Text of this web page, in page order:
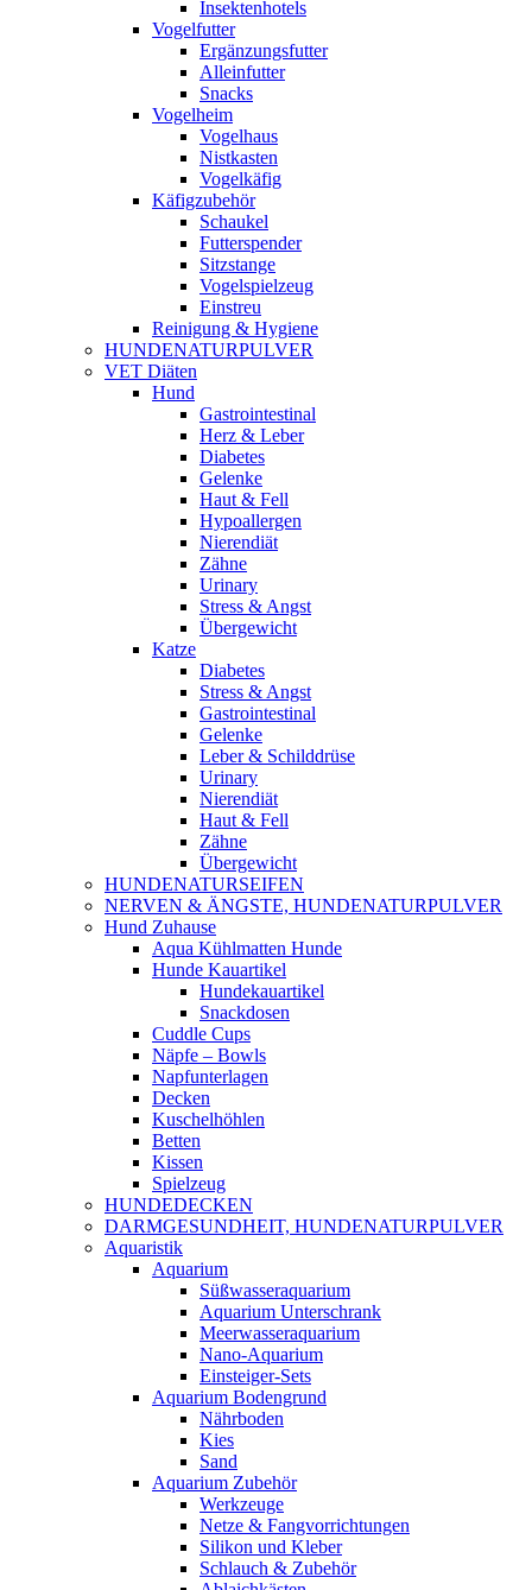
Insektenhotels
Vogelfutter
Ergänzungsfutter
Alleinfutter
Snacks
Vogelheim
Vogelhaus
Nistkasten
Vogelkäfig
Käfigzubehör
Schaukel
Futterspender
Sitzstange
Vogelspielzeug
Einstreu
Reinigung & Hygiene
HUNDENATURPULVER
VET Diäten
Hund
Gastrointestinal
Herz & Leber
Diabetes
Gelenke
Haut & Fell
Hypoallergen
Nierendiät
Zähne
Urinary
Stress & Angst
Übergewicht
Katze
Diabetes
Stress & Angst
Gastrointestinal
Gelenke
Leber & Schilddrüse
Urinary
Nierendiät
Haut & Fell
Zähne
Übergewicht
HUNDENATURSEIFEN
NERVEN & ÄNGSTE, HUNDENATURPULVER
Hund Zuhause
Aqua Kühlmatten Hunde
Hunde Kauartikel
Hundekauartikel
Snackdosen
Cuddle Cups
Näpfe – Bowls
Napfunterlagen
Decken
Kuschelhöhlen
Betten
Kissen
Spielzeug
HUNDEDECKEN
DARMGESUNDHEIT, HUNDENATURPULVER
Aquaristik
Aquarium
Süßwasseraquarium
Aquarium Unterschrank
Meerwasseraquarium
Nano-Aquarium
Einsteiger-Sets
Aquarium Bodengrund
Nährboden
Kies
Sand
Aquarium Zubehör
Werkzeuge
Netze & Fangvorrichtungen
Silikon und Kleber
Schlauch & Zubehör